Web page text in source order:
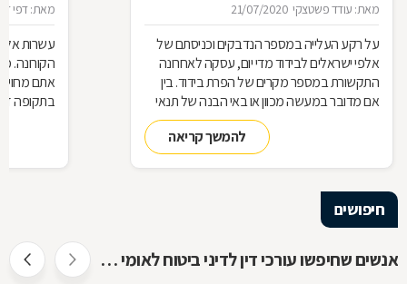
מאת: עודד פשטצקי 21/07/2020
על רקע העלייה במספר הנדבקים וכניסתם של
אלפי ישראלים לבידוד מדי יום, עסקה לאחרונה
התקשורת במספר מקרים של הפרת בידוד. בין
אם מדובר במעשה מכוון או באי הבנה של תנאי
הבידוד, להפרת הבידוד ישנן השלכות אותן חשוב
להמשך קריאה
מאת: דפי
עשרות
הקורונה.
אתם
בתקופה
חיפושים
אנשים שחיפשו עורכי דין לדיני ביטוח לאומי חיפשו גם